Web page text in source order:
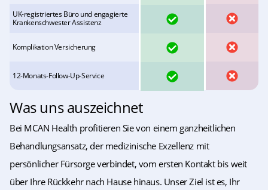
Was uns auszeichnet
Bei MCAN Health profitieren Sie von einem ganzheitlichen
Behandlungsansatz, der medizinische Exzellenz mit
persönlicher Fürsorge verbindet, vom ersten Kontakt bis weit
über Ihre Rückkehr nach Hause hinaus. Unser Ziel ist es, Ihr
UK-registriertes Büro und engagierte
Krankenschwester Assistenz
NO
Komplikation Versicherung NO
12-Monats-Follow-Up-Service NO